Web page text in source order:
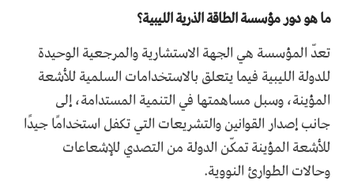
ما هو دور مؤسسة الطاقة الذرية الليبية؟
تعدّ المؤسسة هي الجهة الاستشارية والمرجعية الوحيدة
للدولة الليبية فيما يتعلق بالاستخدامات السلمية للأشعة
المؤينة، وسبل مساهمتها في التنمية المستدامة، إلى
جانب إصدار القوانين والتشريعات التي تكفل استخدامًا جيدًا
للأشعة المؤينة تمكّن الدولة من التصدي للإشعاعات
وحالات الطوارئ النووية.